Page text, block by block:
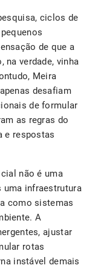
ciclos de
de que a
na verdade, vinha
Meira
desafiam
de formular
as regras do
e respostas
não é uma
uma infraestrutura
como sistemas
A
ajustar
rotas
instável demais